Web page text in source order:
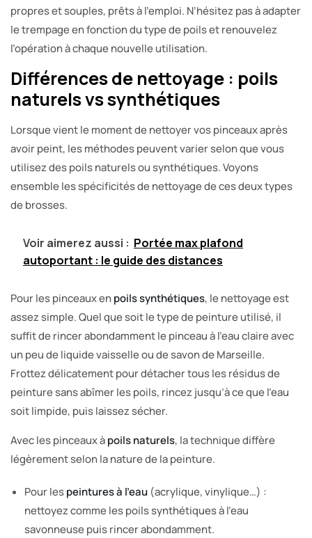
propres et souples, prêts à l’emploi. N’hésitez pas à adapter
le trempage en fonction du type de poils et renouvelez
l’opération à chaque nouvelle utilisation.
Différences de nettoyage : poils
naturels vs synthétiques
Lorsque vient le moment de nettoyer vos pinceaux après
avoir peint, les méthodes peuvent varier selon que vous
utilisez des poils naturels ou synthétiques. Voyons
ensemble les spécificités de nettoyage de ces deux types
de brosses.
Voir aimerez aussi : Portée max plafond
autoportant : le guide des distances
Pour les pinceaux enpoils synthétiques, le nettoyage est
assez simple. Quel que soit le type de peinture utilisé, il
suffit de rincer abondamment le pinceau à l’eau claire avec
un peu de liquide vaisselle ou de savon de Marseille.
Frottez délicatement pour détacher tous les résidus de
peinture sans abîmer les poils, rincez jusqu’à ce que l’eau
soit limpide, puis laissez sécher.
Avec les pinceaux àpoils naturels, la technique diffère
légèrement selon la nature de la peinture.
Pour lespeintures à l’eau (acrylique, vinylique…) :
nettoyez comme les poils synthétiques à l’eau
savonneuse puis rincer abondamment.